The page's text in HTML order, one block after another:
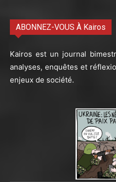
ABONNEZ-VOUS À Kairos
Kairos est un journal
analyses, enquêtes et
enjeux de société.